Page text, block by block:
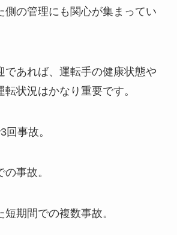
側の管理にも関心が集まってい
であれば、運転手の健康状態や
状況はかなり重要です。
事故。
事故。
期間での複数事故。